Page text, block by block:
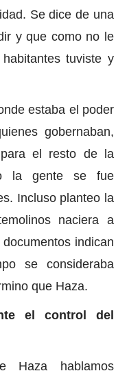
Se dice de una
y que como no le
tuviste y
estaba el poder
gobernaban,
el resto de la
la gente se fue
Incluso planteo la
naciera a
indican
se consideraba
que Haza.
el control del
Haza hablamos